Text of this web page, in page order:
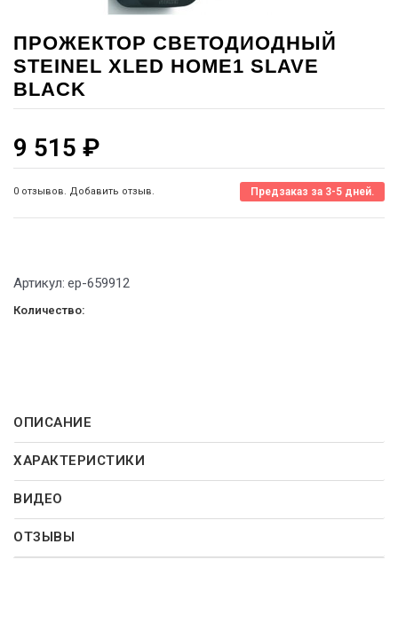
ПРОЖЕКТОР СВЕТОДИОДНЫЙ
STEINEL XLED HOME1 SLAVE
BLACK
9 515 ₽
0 отзывов. Добавить отзыв. Предзаказ за 3-5 дней.
Артикул: ep-659912
Количество:
ОПИСАНИЕ
ХАРАКТЕРИСТИКИ
ВИДЕО
ОТЗЫВЫ